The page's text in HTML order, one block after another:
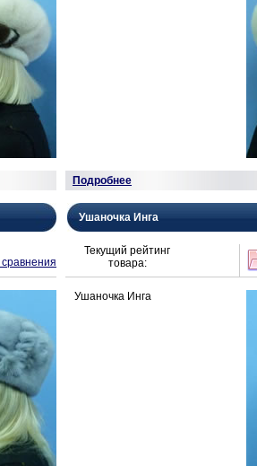
Подробнее
сравнения
Ушаночка Инга
Текущий рейтинг
товара:
Ушаночка Инга